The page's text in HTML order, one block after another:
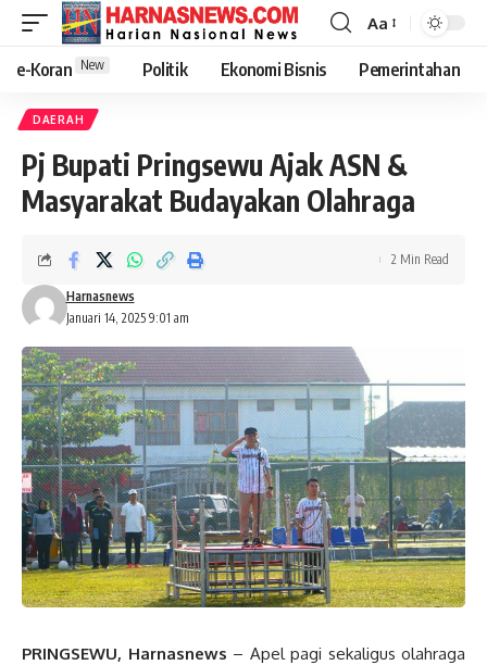
Aa
e-Koran New Politik Ekonomi Bisnis Pemerintahan
DAERAH
Pj Bupati Pringsewu Ajak ASN &
Masyarakat Budayakan Olahraga
Januari 14, 2025 9:01 am
Harnasnews
2 Min Read
PRINGSEWU, Harnasnews – Apel pagi sekaligus olahraga